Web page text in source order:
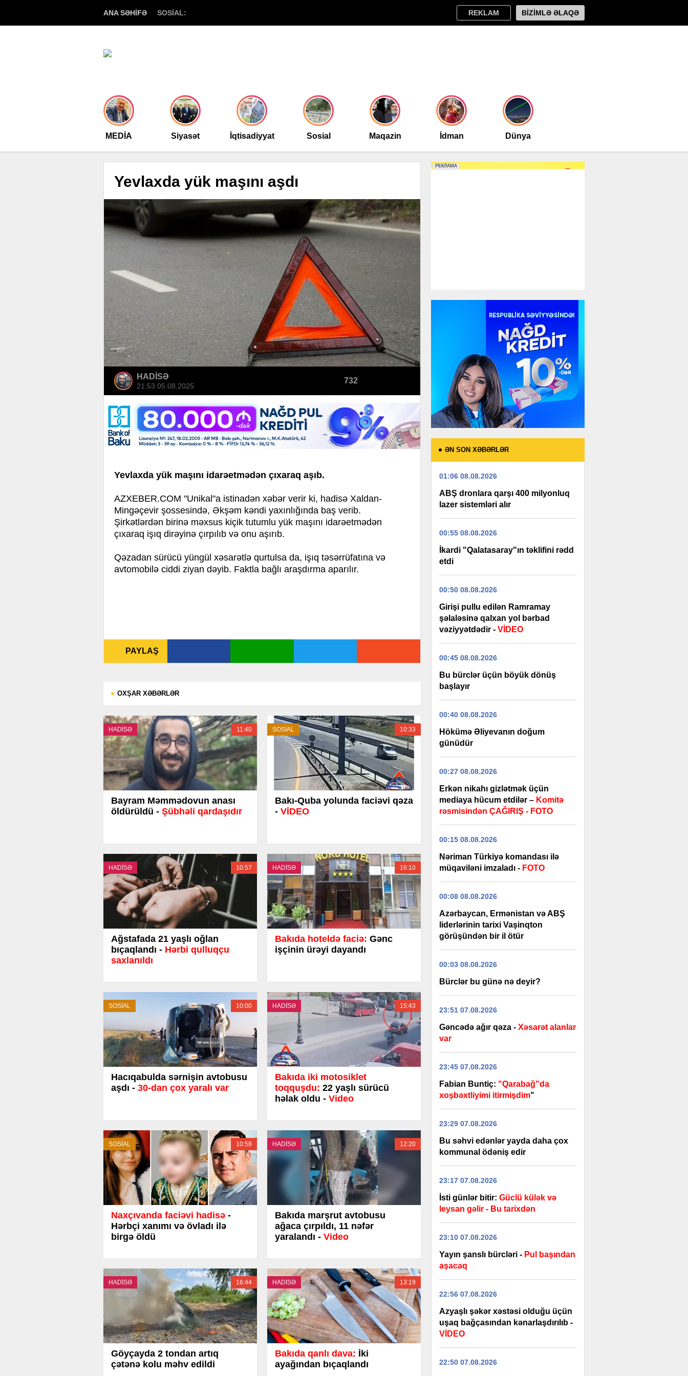
ANA SƏHİFƏ SOSİAL: REKLAM BİZİMLƏ ƏLAQƏ
MEDİA Siyasət İqtisadiyyat Sosial Maqazin İdman Dünya
Yevlaxda yük maşını aşdı
HADİSƏ
21:53 05.08.2025
732
Yevlaxda yük maşını idarəetmədən çıxaraq aşıb.
AZXEBER.COM "Unikal"a istinadən xəbər verir ki, hadisə Xaldan-
Mingəçevir şossesində, Əkşəm kəndi yaxınlığında baş verib.
Şirkətlərdən birinə məxsus kiçik tutumlu yük maşını idarəetmədən
çıxaraq işıq dirəyinə çırpılıb və onu aşırıb.
Qəzadan sürücü yüngül xəsarətlə qurtulsa da, işıq təsərrüfatına və
avtomobilə ciddi ziyan dəyib. Faktla bağlı araşdırma aparılır.
PAYLAŞ
OXŞAR XƏBƏRLƏR
HADİSƏ 11:40
Bayram Məmmədovun anası
öldürüldü - Şübhəli qardaşıdır
SOSİAL 10:33
Bakı-Quba yolunda faciəvi qəza
- VİDEO
HADİSƏ 10:57
Ağstafada 21 yaşlı oğlan
bıçaqlandı - Hərbi qulluqçu
saxlanıldı
HADİSƏ 16:10
Bakıda hoteldə faciə: Gənc
işçinin ürəyi dayandı
SOSİAL 10:00
Hacıqabulda sərnişin avtobusu
aşdı - 30-dan çox yaralı var
HADİSƏ 15:43
Bakıda iki motosiklet
toqquşdu: 22 yaşlı sürücü
həlak oldu - Video
SOSİAL 10:58
Naxçıvanda faciəvi hadisə -
Hərbçi xanımı və övladı ilə
birgə öldü
HADİSƏ 12:20
Bakıda marşrut avtobusu
ağaca çırpıldı, 11 nəfər
yaralandı - Video
HADİSƏ 16:44
Göyçayda 2 tondan artıq
çətənə kolu məhv edildi
HADİSƏ 13:19
Bakıda qanlı dava: İki
ayağından bıçaqlandı
ƏN SON XƏBƏRLƏR
01:06 08.08.2026
ABŞ dronlara qarşı 400 milyonluq
lazer sistemləri alır
00:55 08.08.2026
İkardi "Qalatasaray"ın təklifini rədd
etdi
00:50 08.08.2026
Girişi pullu edilən Ramramay
şəlaləsinə qalxan yol bərbad
vəziyyətdədir - VİDEO
00:45 08.08.2026
Bu bürclər üçün böyük dönüş
başlayır
00:40 08.08.2026
Hökümə Əliyevanın doğum
günüdür
00:27 08.08.2026
Erkən nikahı gizlətmək üçün
mediaya hücum etdilər – Komitə
rəsmisindən ÇAĞIRIŞ - FOTO
00:15 08.08.2026
Nəriman Türkiyə komandası ilə
müqaviləni imzaladı - FOTO
00:08 08.08.2026
Azərbaycan, Ermənistan və ABŞ
liderlərinin tarixi Vaşinqton
görüşündən bir il ötür
00:03 08.08.2026
Bürclər bu günə nə deyir?
23:51 07.08.2026
Gəncədə ağır qəza - Xəsarət alanlar
var
23:45 07.08.2026
Fabian Buntiç: "Qarabağ"da
xoşbəxtliyimi itirmişdim"
23:29 07.08.2026
Bu səhvi edənlər yayda daha çox
kommunal ödəniş edir
23:17 07.08.2026
İsti günlər bitir: Güclü külək və
leysan gəlir - Bu tarixdən
23:10 07.08.2026
Yayın şanslı bürcləri - Pul başından
aşacaq
22:56 07.08.2026
Azyaşlı şəkər xəstəsi olduğu üçün
uşaq bağçasından kənarlaşdırılıb -
VİDEO
22:50 07.08.2026